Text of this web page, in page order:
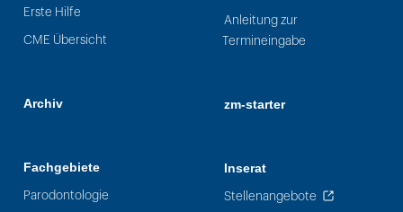
Erste Hilfe
CME Übersicht
Archiv
Fachgebiete
Parodontologie
Anleitung zur
Termineingabe
zm-starter
Inserat
Stellenangebote